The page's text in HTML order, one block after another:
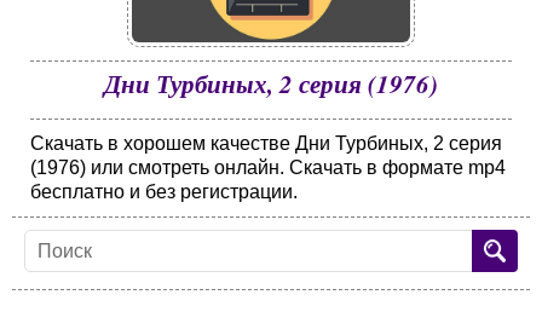
Дни Турбиных, 2 серия (1976)
Скачать в хорошем качестве Дни Турбиных, 2 серия
(1976) или смотреть онлайн. Скачать в формате mp4
бесплатно и без регистрации.